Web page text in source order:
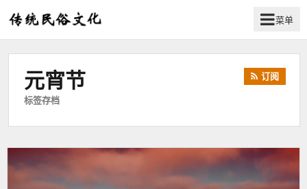
弘
扬
文
菜单
元宵节
标签存档
订阅